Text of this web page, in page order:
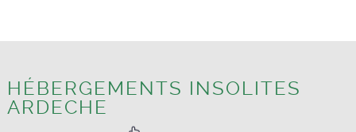
HÉBERGEMENTS INSOLITES
ARDECHE